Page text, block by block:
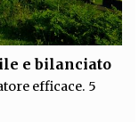
e bilanciato
efficace. 5